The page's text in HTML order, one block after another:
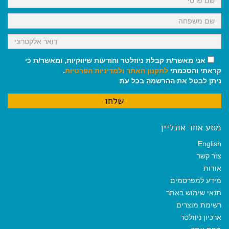
אני מאשר/ת קבלת ניוזלטר והודעות שיווקיות, ומאשר/ת כי
קראתי והסכמתי לתקנון האתר ולמדיניות הפרטיות.
ניתן לבטל את ההרשמה בכל עת
מסע אחר אונליין
English
צור קשר
אודות
מידע למפרסמים
תנאי שימוש באתר
רשימת מוצרים
ארכיון ניוזלטר